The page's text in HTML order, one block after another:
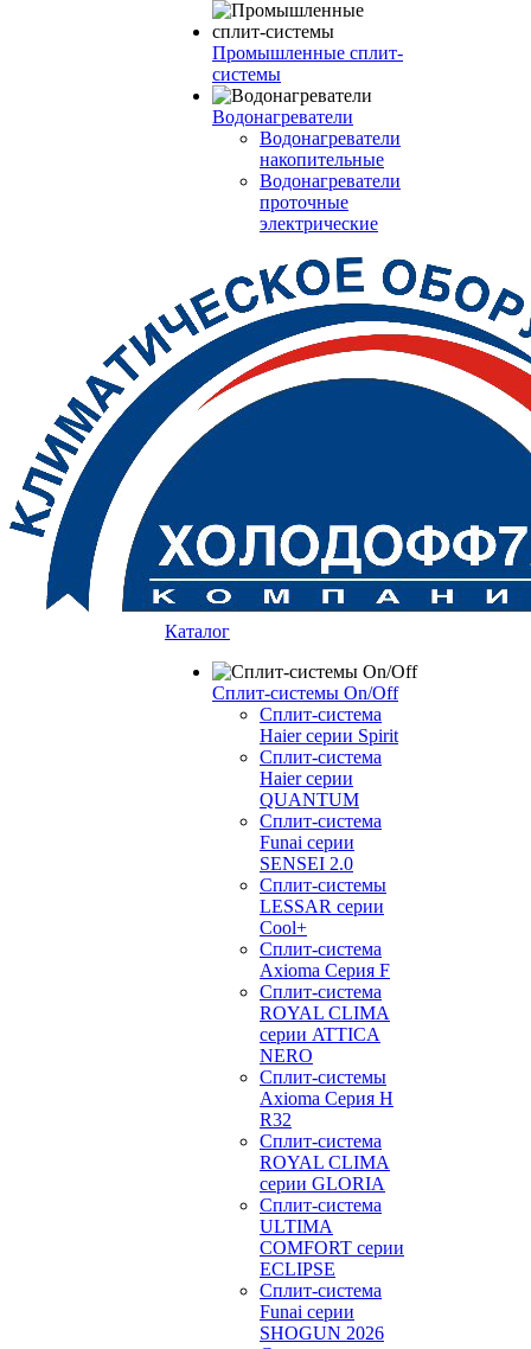
Промышленные сплит-
системы
Водонагреватели
Водонагреватели
накопительные
Водонагреватели
проточные
электрические
Каталог
Сплит-системы On/Off
Сплит-система
Haier серии Spirit
Сплит-система
Haier серии
QUANTUM
Сплит-система
Funai серии
SENSEI 2.0
Сплит-системы
LESSAR серии
Cool+
Сплит-система
Axioma Серия F
Сплит-система
ROYAL CLIMA
серии ATTICA
NERO
Сплит-системы
Axioma Серия H
R32
Сплит-система
ROYAL CLIMA
серии GLORIA
Сплит-система
ULTIMA
COMFORT серии
ECLIPSE
Сплит-система
Funai серии
SHOGUN 2026